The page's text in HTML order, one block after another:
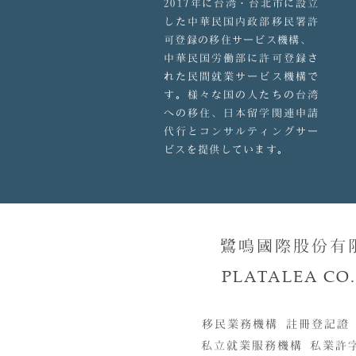
2017年に台湾・台北市に設立
した中華民国内政部移民署許
可登録の移住サービス機構、
中華民国労働部に許可登録さ
れた民間就業サービス機構で
す。様々な国の人たちの台湾
への移住、日本留学関連申請
代行とコンサルティングサー
ビスを提供しています。
鷺鳴國際股份有
PLATALEA
移民業務機構 註冊登記證
私立就業服務機構 私業許